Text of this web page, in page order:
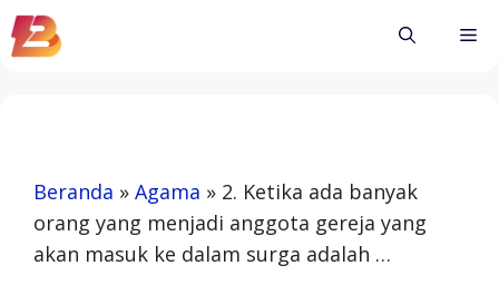
Skip
to
Beranda » Agama » 2. Ketika ada banyak
orang yang menjadi anggota gereja yang
akan masuk ke dalam surga adalah …